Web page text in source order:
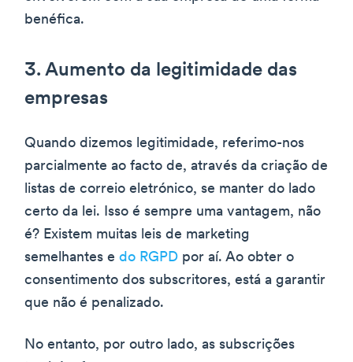
benéfica.
3. Aumento da legitimidade das
empresas
Quando dizemos legitimidade, referimo-nos
parcialmente ao facto de, através da criação de
listas de correio eletrónico, se manter do lado
certo da lei. Isso é sempre uma vantagem, não
é? Existem muitas leis de marketing
semelhantes e do RGPD por aí. Ao obter o
consentimento dos subscritores, está a garantir
que não é penalizado.
No entanto, por outro lado, as subscrições